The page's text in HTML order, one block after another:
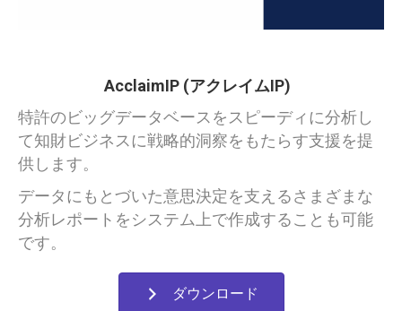
AcclaimIP (アクレイムIP)
特許のビッグデータベースをスピーディに分析し
て知財ビジネスに戦略的洞察をもた らす支援を提
供します。
データにもとづいた意思決定を支えるさまざまな
分析レポートをシステム上で作成することも可能
です。
ダウンロード